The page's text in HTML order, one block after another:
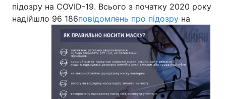
підозру на COVID-19. Всього з початку 2020 року
надійшло 96 186повідомлень про підозру на